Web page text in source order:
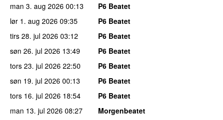
man 3. aug 2026 00:13
P6 Beatet
lør 1. aug 2026 09:35
P6 Beatet
tirs 28. jul 2026 03:12
P6 Beatet
søn 26. jul 2026 13:49
P6 Beatet
tors 23. jul 2026 22:50
P6 Beatet
søn 19. jul 2026 00:13
P6 Beatet
tors 16. jul 2026 18:54
P6 Beatet
man 13. jul 2026 08:27
Morgenbeatet